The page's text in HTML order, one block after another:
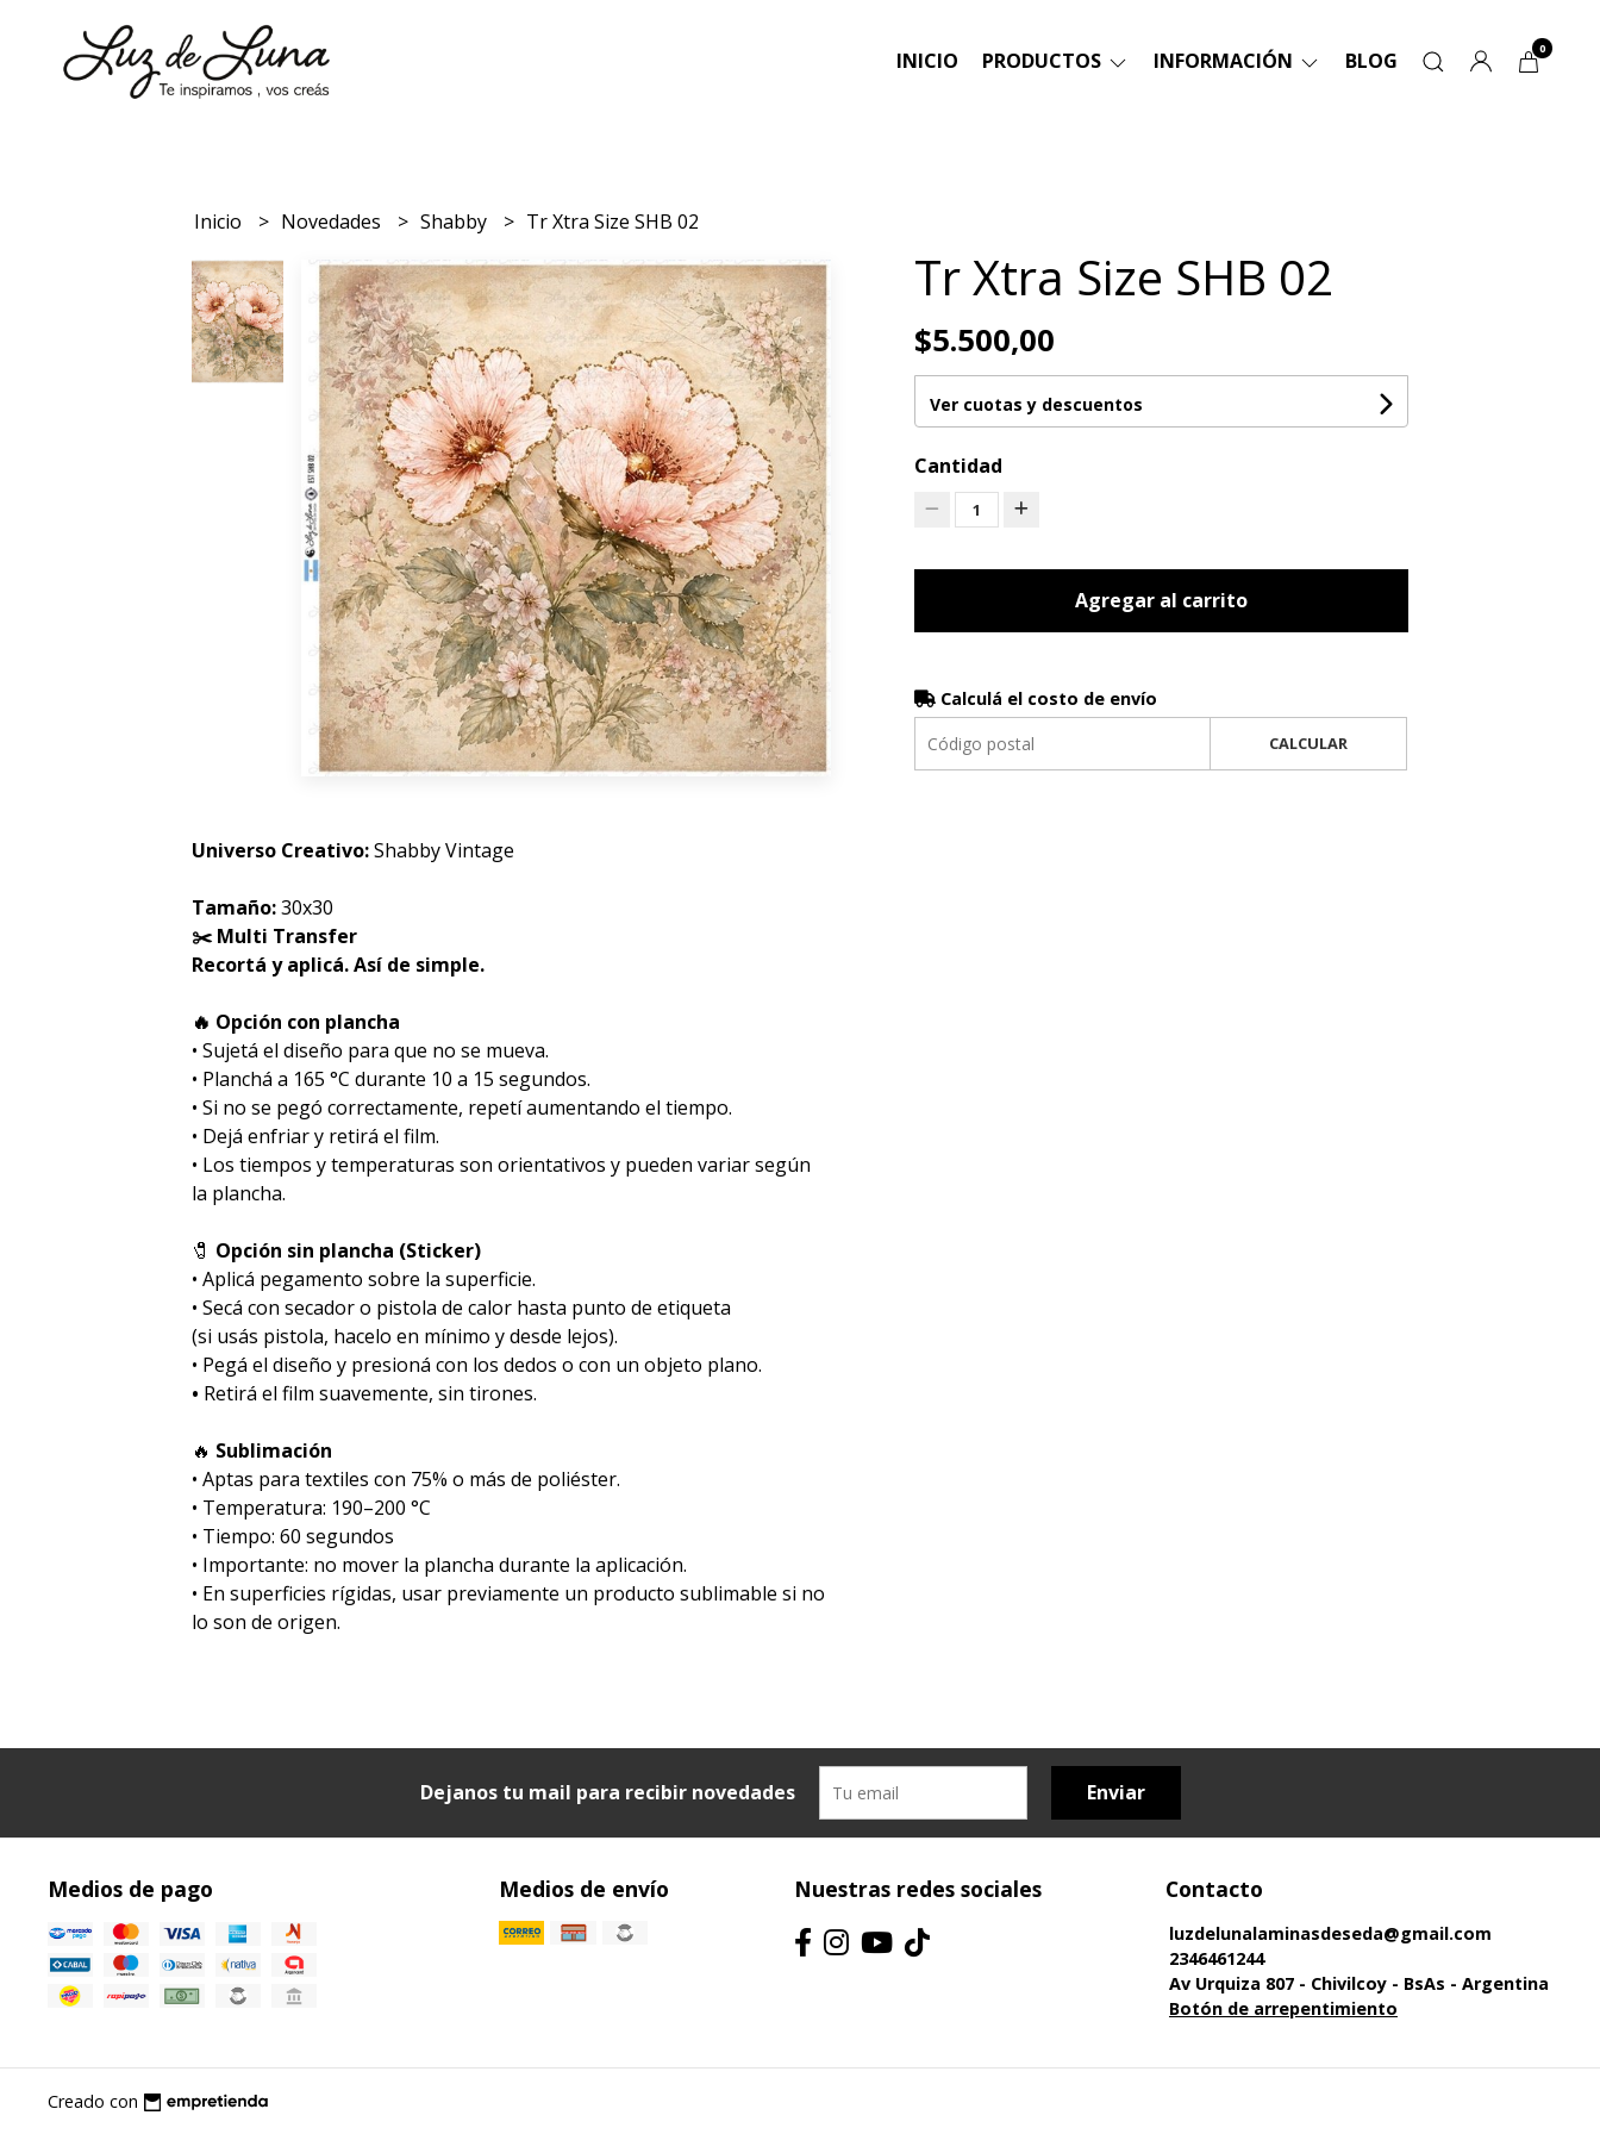
INICIO PRODUCTOS INFORMACIÓN BLOG 0
Inicio Novedades Shabby Tr Xtra Size SHB 02
Universo Creativo:Shabby Vintage
Tamaño:30x30
✂️ Multi Transfer
Recortá y aplicá. Así de simple.
🔥 Opción con plancha
• Sujetá el diseño para que no se mueva.
• Planchá a 165 °C durante 10 a 15 segundos.
• Si no se pegó correctamente, repetí aumentando el tiempo.
• Dejá enfriar y retirá el film.
• Los tiempos y temperaturas son orientativos y pueden variar según
la plancha.
🧷 Opción sin plancha (Sticker)
• Aplicá pegamento sobre la superficie.
• Secá con secador o pistola de calor hasta punto de etiqueta
(si usás pistola, hacelo en mínimo y desde lejos).
• Pegá el diseño y presioná con los dedos o con un objeto plano.
• Retirá el film suavemente, sin tirones.
🔥 Sublimación
•⁠ ⁠Aptas para textiles con 75% o más de poliéster.
•⁠ ⁠Temperatura: 190–200 °C
•⁠ ⁠Tiempo: 60 segundos
•⁠ ⁠Importante: no mover la plancha durante la aplicación.
•⁠ ⁠En superficies rígidas, usar previamente un producto sublimable si no
lo son de origen.
Tr Xtra Size SHB 02
$5.500,00
Ver cuotas y descuentos
Cantidad
1
Agregar al carrito
Calculá el costo de envío
CALCULAR
Dejanos tu mail para recibir novedades Enviar
Medios de pago Medios de envío Nuestras redes sociales Contacto
luzdelunalaminasdeseda@gmail.com
2346461244
Av Urquiza 807 - Chivilcoy - BsAs - Argentina
Botón de arrepentimiento
Creado con